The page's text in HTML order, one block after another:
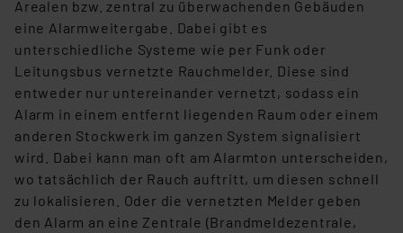
Arealen bzw. zentral zu überwachenden Gebäuden
eine Alarmweitergabe. Dabei gibt es
unterschiedliche Systeme wie per Funk oder
Leitungsbus vernetzte Rauchmelder. Diese sind
entweder nur untereinander vernetzt, sodass ein
Alarm in einem entfernt liegenden Raum oder einem
anderen Stockwerk im ganzen System signalisiert
wird. Dabei kann man oft am Alarmton unterscheiden,
wo tatsächlich der Rauch auftritt, um diesen schnell
zu lokalisieren. Oder die vernetzten Melder geben
den Alarm an eine Zentrale (Brandmeldezentrale,